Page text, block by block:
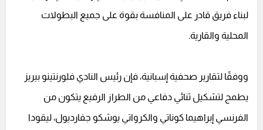
لبناء فريق قادر على المنافسة بقوة على جميع البطولات
المحلية والقارية.
ووفقًا لتقارير صحفية إسبانية، فإن رئيس النادي فلورنتينو بيريز
يطمح لتشكيل ثنائي دفاعي من الطراز الرفيع يتكون من
الفرنسي إبراهيما كوناتي والكرواتي يوشكو جفارديول، ليقودا